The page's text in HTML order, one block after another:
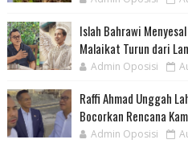
Islah Bahrawi
Malaikat Turun dari
Admin Oposisi
Raffi Ahmad Unggah
Bocorkan Rencana
Admin Oposisi